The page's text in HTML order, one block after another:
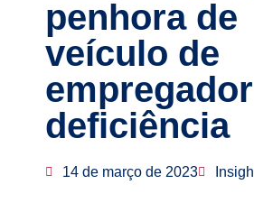
penhora de
veículo de
deficiência
14 de março de 2023